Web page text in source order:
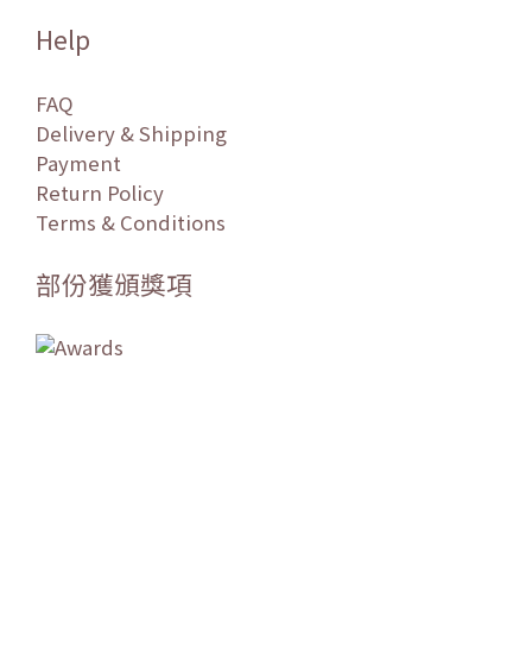
Help
FAQ
Delivery & Shipping
Payment
Return Policy
Terms & Conditions
部份獲頒獎項